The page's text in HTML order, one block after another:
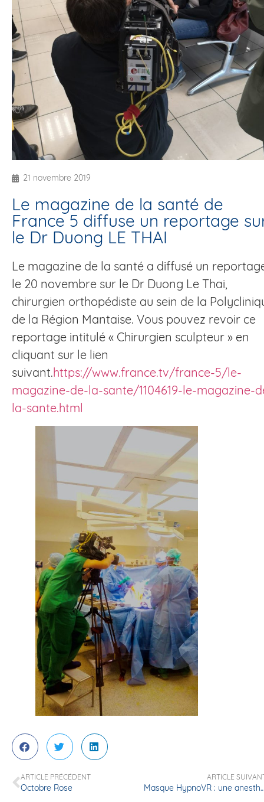
21 novembre 2019
Le magazine de la santé de
France 5 diffuse un reportage
le Dr Duong LE THAI
Le magazine de la santé a diffusé un
le 20 novembre sur le Dr Duong Le Thai,
chirurgien orthopédiste au sein de la
de la Région Mantaise. Vous pouvez revoir ce
reportage intitulé « Chirurgien sculpteur » en
cliquant sur le lien
suivant.https://www.france.tv/france-5/le-
magazine-de-la-sante/1104619-le-magazine-
la-sante.html
ARTICLE PRÉCÉDENT
Octobre Rose
ARTICLE
Masque HypnoVR :